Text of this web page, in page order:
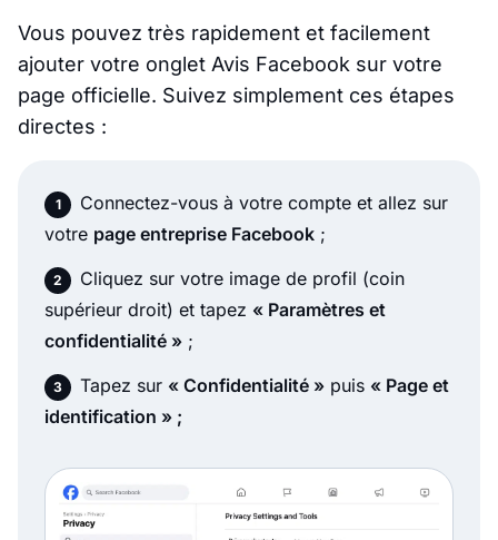
Vous pouvez très rapidement et facilement
ajouter votre onglet Avis Facebook sur votre
page officielle. Suivez simplement ces étapes
directes :
Connectez-vous à votre compte et allez sur
votre page entreprise Facebook ;
Cliquez sur votre image de profil (coin
supérieur droit) et tapez « Paramètres et
confidentialité » ;
Tapez sur « Confidentialité » puis « Page et
identification » ;